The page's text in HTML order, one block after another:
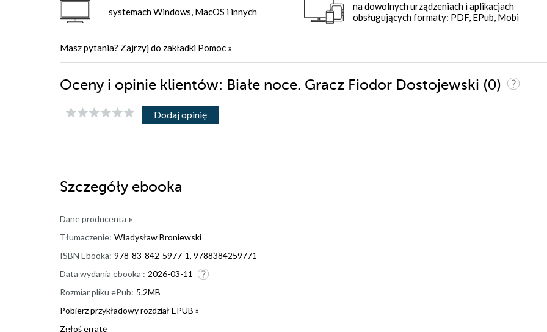
systemach Windows, MacOS i innych
na dowolnych urządzeniach i aplikacjach
obsługujących formaty: PDF, EPub, Mobi
Masz pytania? Zajrzyj do zakładki Pomoc »
Oceny i opinie klientów: Białe noce. Gracz Fiodor Dostojewski (0)
Dodaj opinię
Szczegóły ebooka
Dane producenta »
Tłumaczenie: Władysław Broniewski
ISBN Ebooka: 978-83-842-5977-1, 9788384259771
Data wydania ebooka : 2026-03-11
Rozmiar pliku ePub: 5.2MB
Pobierz przykładowy rozdział EPUB »
Zgłoś erratę